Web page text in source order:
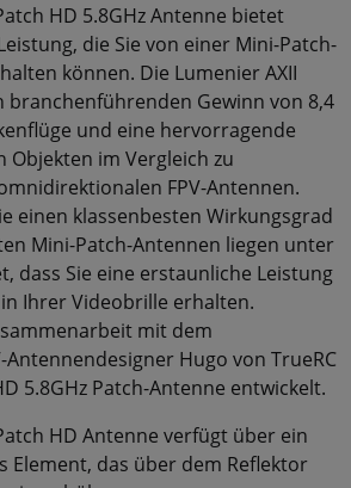
HD 5.8GHz Antenne bietet
die Sie von einer Mini-Patch-
können. Die Lumenier AXII
branchenführenden Gewinn von 8,4
und eine hervorragende
im Vergleich zu
FPV-Antennen.
einen klassenbesten Wirkungsgrad
Mini-Patch-Antennen liegen unter
dass Sie eine erstaunliche Leistung
Ihrer Videobrille erhalten.
mit dem
Hugo von TrueRC
5.8GHz Patch-Antenne entwickelt.
HD Antenne verfügt über ein
Element, das über dem Reflektor